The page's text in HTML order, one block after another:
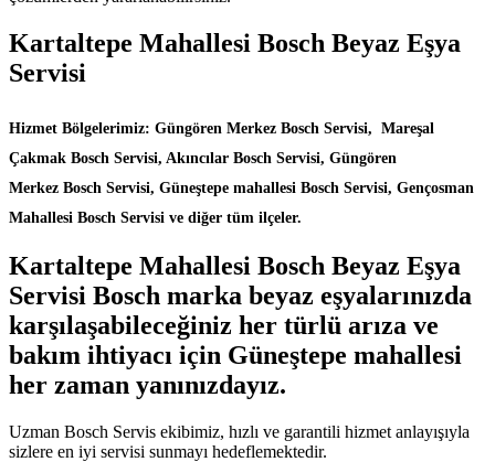
Kartaltepe Mahallesi Bosch Beyaz Eşya
Servisi
Hizmet Bölgelerimiz: Güngören Merkez Bosch Servisi, Mareşal
Çakmak Bosch Servisi, Akıncılar Bosch Servisi, Güngören
Merkez Bosch Servisi, Güneştepe mahallesi Bosch Servisi, Gençosman
Mahallesi Bosch Servisi ve diğer tüm ilçeler.
Kartaltepe Mahallesi Bosch Beyaz Eşya
Servisi Bosch marka beyaz eşyalarınızda
karşılaşabileceğiniz her türlü arıza ve
bakım ihtiyacı için Güneştepe mahallesi
her zaman yanınızdayız.
Uzman Bosch Servis ekibimiz, hızlı ve garantili hizmet anlayışıyla
sizlere en iyi servisi sunmayı hedeflemektedir.